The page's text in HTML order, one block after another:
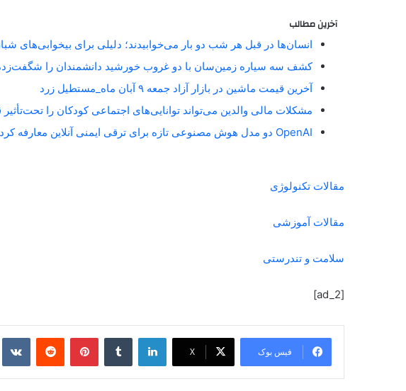
آخرین مطالب
انسان‌ها در قبل هر شب دو بار می‌خوابیدند؛ دلیلی برای بیخوابی‌های
کشف سه سیاره زمین‌سان با دو غروب خورشید دانشمندان را
آخرین قیمت ماشین در بازار آزاد جمعه ۹ آبان ماه_مستطیل زرد
مشکلات مالی والدین می‌تواند توانایی‌های اجتماعی کودکان را
OpenAI دو مدل هوش مصنوعی تازه برای ترقی ایمنی آنلاین معارفه کرد_مستطیل زرد
مقالات تکنولوژی
مقالات آموزشی
سلامت و تندرستی
[ad_2]
فیس بوک X